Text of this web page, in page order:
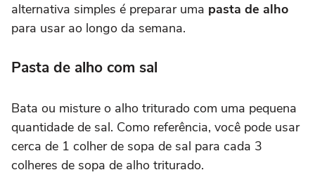
alternativa simples é preparar uma pasta de alho
para usar ao longo da semana.
Pasta de alho com sal
Bata ou misture o alho triturado com uma pequena
quantidade de sal. Como referência, você pode usar
cerca de 1 colher de sopa de sal para cada 3
colheres de sopa de alho triturado.